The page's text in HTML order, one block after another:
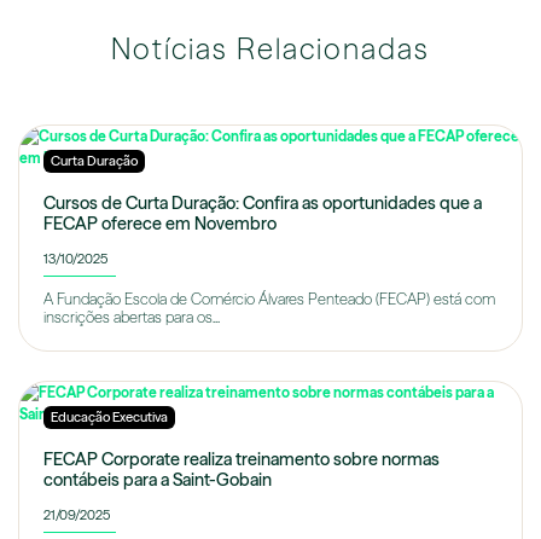
Notícias Relacionadas
Curta Duração
Cursos de Curta Duração: Confira as oportunidades que a
FECAP oferece em Novembro
13/10/2025
A Fundação Escola de Comércio Álvares Penteado (FECAP) está com
inscrições abertas para os...
Educação Executiva
FECAP Corporate realiza treinamento sobre normas
contábeis para a Saint-Gobain
21/09/2025